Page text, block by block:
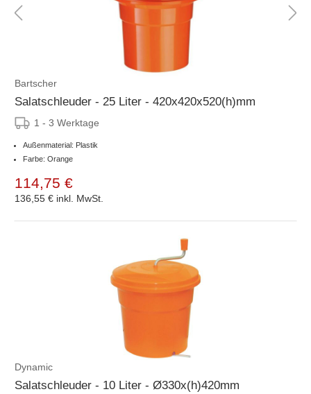
Bartscher
Salatschleuder - 25 Liter - 420x420x520(h)mm
1 - 3 Werktage
Außenmaterial: Plastik
Farbe: Orange
114,75 €
136,55 € inkl. MwSt.
Dynamic
Salatschleuder - 10 Liter - Ø330x(h)420mm